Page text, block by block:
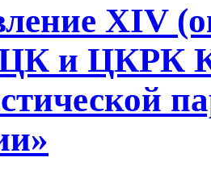
XIV
и ЦКРК